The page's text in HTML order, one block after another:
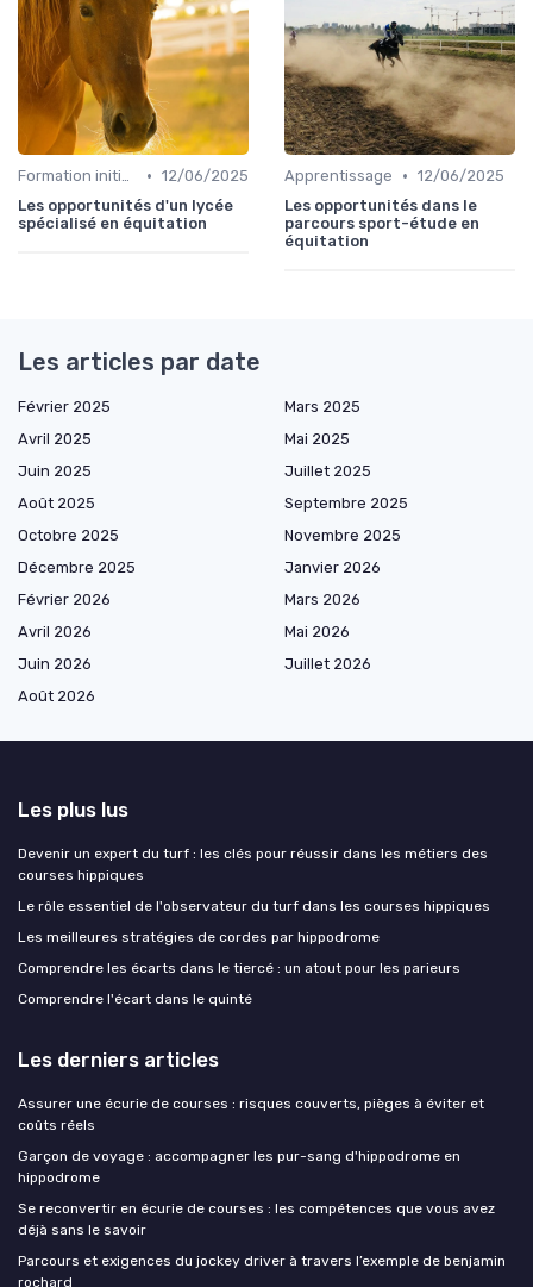
Formation initiale • 12/06/2025
Les opportunités d'un lycée
spécialisé en équitation
Apprentissage • 12/06/2025
Les opportunités dans le
parcours sport-étude en
équitation
Les articles par date
Février 2025
Mars 2025
Avril 2025
Mai 2025
Juin 2025
Juillet 2025
Août 2025
Septembre 2025
Octobre 2025
Novembre 2025
Décembre 2025
Janvier 2026
Février 2026
Mars 2026
Avril 2026
Mai 2026
Juin 2026
Juillet 2026
Août 2026
Les plus lus
Devenir un expert du turf : les clés pour réussir dans les métiers des
courses hippiques
Le rôle essentiel de l'observateur du turf dans les courses hippiques
Les meilleures stratégies de cordes par hippodrome
Comprendre les écarts dans le tiercé : un atout pour les parieurs
Comprendre l'écart dans le quinté
Les derniers articles
Assurer une écurie de courses : risques couverts, pièges à éviter et
coûts réels
Garçon de voyage : accompagner les pur-sang d'hippodrome en
hippodrome
Se reconvertir en écurie de courses : les compétences que vous avez
déjà sans le savoir
Parcours et exigences du jockey driver à travers l’exemple de benjamin
rochard